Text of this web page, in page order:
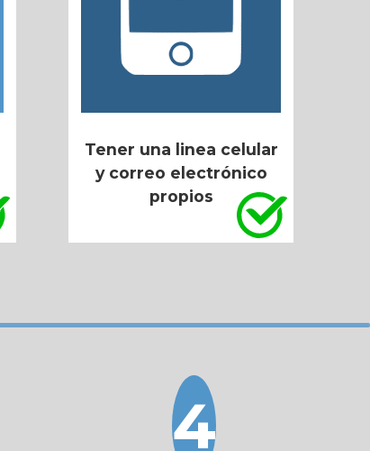
Tener una linea celular
y correo electrónico
propios